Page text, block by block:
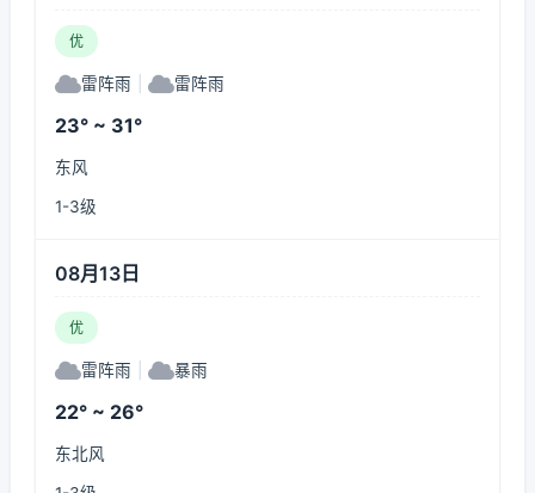
优
雷阵雨 雷阵雨
23° ~ 31°
东风
1-3级
08月13日
优
雷阵雨 暴雨
22° ~ 26°
东北风